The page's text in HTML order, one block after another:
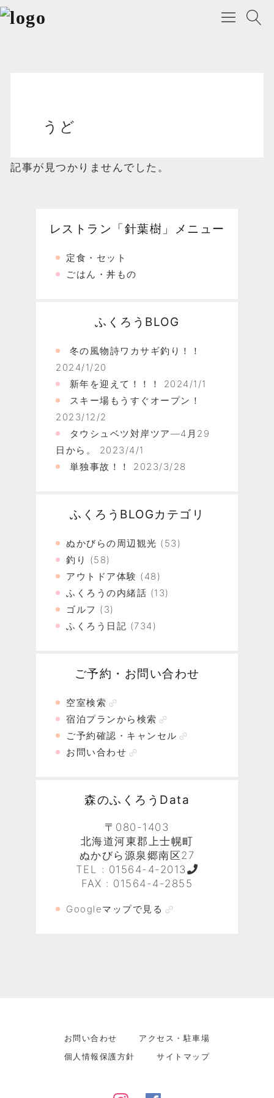
うど
記事が見つかりませんでした。
レストラン「針葉樹」メニュー
定食・セット
ごはん・丼もの
ふくろうBLOG
冬の風物詩ワカサギ釣り！！
2024/1/20
新年を迎えて！！！
2024/1/1
スキー場もうすぐオープン！
2023/12/2
タウシュベツ対岸ツア―4月29
日から。
2023/4/1
単独事故！！
2023/3/28
ふくろうBLOGカテゴリ
ぬかびらの周辺観光 (53)
釣り (58)
アウトドア体験 (48)
ふくろうの内緒話 (13)
ゴルフ (3)
ふくろう日記 (734)
ご予約・お問い合わせ
空室検索
宿泊プランから検索
ご予約確認・キャンセル
お問い合わせ
森のふくろうData
〒080-1403
北海道河東郡上士幌町
ぬかびら源泉郷南区27
TEL : 01564-4-2013
FAX : 01564-4-2855
Googleマップで見る
お問い合わせ
アクセス・駐車場
個人情報保護方針
サイトマップ